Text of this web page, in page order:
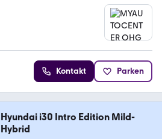
Kontakt Parken
Hyundai i30 Intro Edition Mild-
Hybrid